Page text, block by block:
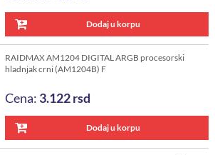
Dodaj u korpu
RAIDMAX AM1204 DIGITAL ARGB procesorski
hladnjak crni (AM1204B) F
Cena: 3.122rsd
Dodaj u korpu